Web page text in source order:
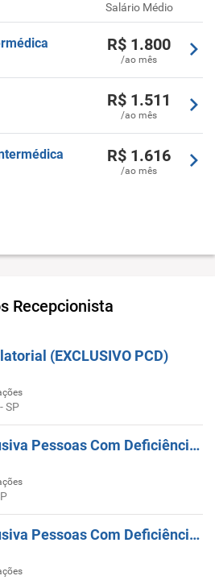
Salário Médio
R$ 1.800
/ao mês
R$ 1.511
/ao mês
R$ 1.616
/ao mês
Recepcionista
(EXCLUSIVO PCD)
SP
Recepcionista -Exclusiva Pessoas Com Deficiência - CRUZEIRO, SP
Recepcionista -Exclusiva Pessoas Com Deficiência - AV ANGELICA